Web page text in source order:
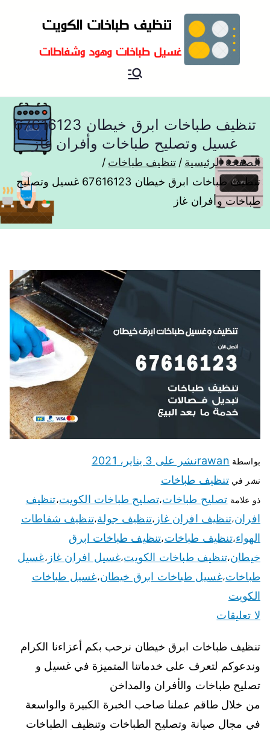
تنظيف طباخات ابرق خيطان 67616123
غسيل وتصليح طباخات وأفران غاز
الصفحة الرئيسية
تنظيف طباخات
تنظيف طباخات ابرق خيطان 67616123 غسيل وتصليح
طباخات وأفران غاز
بواسطة rawanنشر على 3 يناير، 2021
نشر فيتنظيف طباخات
ذو علامة تصليح طباخات،تصليح طباخات الكويت،تنظيف
افران،تنظيف افران غاز ،تنظيف جولة،تنظيف شفاطات
الهواء،تنظيف طباخات،تنظيف طباخات ابرق
خيطان،تنظيف طباخات الكويت،غسيل افران غاز ،غسيل
طباخات،غسيل طباخات ابرق خيطان،غسيل طباخات
الكويت
لا تعليقات
تنظيف طباخات ابرق خيطان نرحب بكم أعزاءنا الكرام
وندعوكم لتعرف على خدماتنا المتميزة في غسيل و
تصليح طباخات والأفران والمداخن
من خلال طاقم عملنا صاحب الخبرة الكبيرة والواسعة
في مجال صيانة وتصليح الطباخات وتنظيف الطباخات